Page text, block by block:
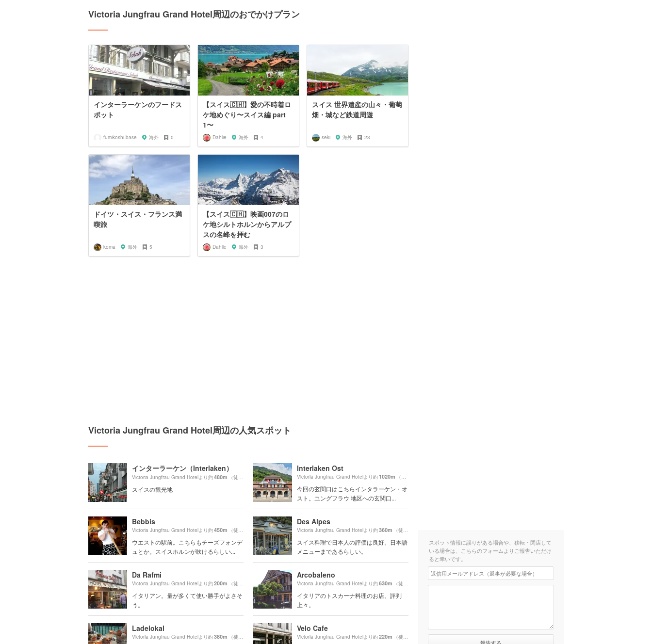
Victoria Jungfrau Grand Hotel周辺のおでかけプラン
インターラーケンのフードス
ポット
fumikoshi.base 海外 0
【スイス🇨🇭】愛の不時着ロ
ケ地めぐり〜スイス編 part
1〜
Dahlie 海外 4
スイス 世界遺産の山々・葡萄
畑・城など鉄道周遊
seki 海外 23
ドイツ・スイス・フランス満
喫旅
koma 海外 5
【スイス🇨🇭】映画007のロ
ケ地シルトホルンからアルプ
スの名峰を拝む
Dahlie 海外 3
Victoria Jungfrau Grand Hotel周辺の人気スポット
インターラーケン（Interlaken）
Victoria Jungfrau Grand Hotelより約480m （徒歩8分）
スイスの観光地
Interlaken Ost
Victoria Jungfrau Grand Hotelより約1020m （徒歩18分）
今回の玄関口はこちらインタラーケン・オ
スト。ユングフラウ 地区への玄関口...
Bebbis
Victoria Jungfrau Grand Hotelより約450m （徒歩8分）
ウエストの駅前。こちらもチーズフォンデ
ュとか。スイスホルンが吹けるらしい...
Des Alpes
Victoria Jungfrau Grand Hotelより約360m （徒歩6分）
スイス料理で日本人の評価は良好。日本語
メニューまであるらしい。
Da Rafmi
Victoria Jungfrau Grand Hotelより約200m （徒歩4分）
イタリアン。量が多くて使い勝手がよさそ
う。
Arcobaleno
Victoria Jungfrau Grand Hotelより約630m （徒歩11分）
イタリアのトスカーナ料理のお店。評判
上々。
Ladelokal
Victoria Jungfrau Grand Hotelより約380m （徒歩7分）
Velo Cafe
Victoria Jungfrau Grand Hotelより約220m （徒歩4分）
スポット情報に誤りがある場合や、移転・閉店して
いる場合は、こちらのフォームよりご報告いただけ
ると幸いです。